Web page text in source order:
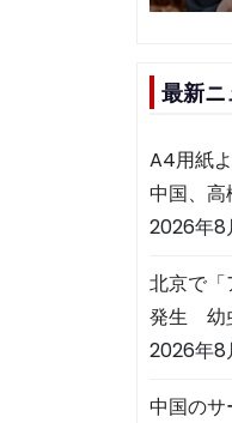
最新ニ
A4用紙
中国、
2026年8
北京で
発生 幼
2026年8
中国の